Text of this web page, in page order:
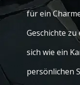
für ein
Geschichte
sich wie ein
persönlichen